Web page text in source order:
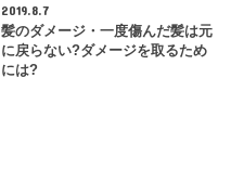
2019.8.7
髪のダメージ・一度傷んだ髪は元
に戻らない?ダメージを取るため
には?